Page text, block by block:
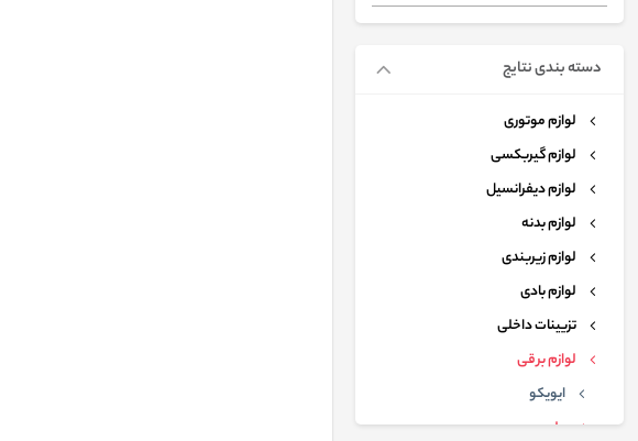
دسته بندی نتایج
لوازم موتوری
لوازم گیربکسی
لوازم دیفرانسیل
لوازم بدنه
لوازم زیربندی
لوازم بادی
تزیینات داخلی
لوازم برقی
ایویکو
ولوو